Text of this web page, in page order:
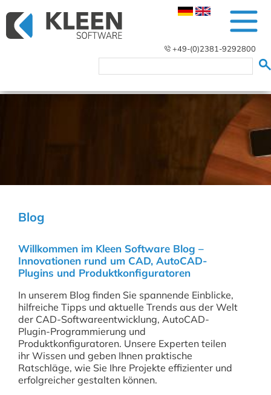
+49-(0)2381-9292800
Blog
Willkommen im Kleen Software Blog –
Innovationen rund um CAD, AutoCAD-
Plugins und Produktkonfiguratoren
In unserem Blog finden Sie spannende Einblicke,
hilfreiche Tipps und aktuelle Trends aus der Welt
der CAD-Softwareentwicklung, AutoCAD-
Plugin-Programmierung und
Produktkonfiguratoren. Unsere Experten teilen
ihr Wissen und geben Ihnen praktische
Ratschläge, wie Sie Ihre Projekte effizienter und
erfolgreicher gestalten können.